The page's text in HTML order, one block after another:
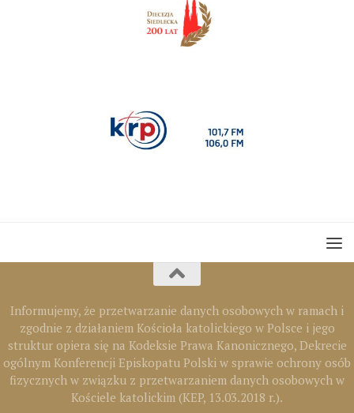
Informujemy, że przetwarzanie danych osobowych w ramach i
zgodnie z działaniem Kościoła katolickiego w Polsce i jego
struktur opiera się na Kodeksie Prawa Kanonicznego, Dekrecie
ogólnym Konferencji Episkopatu Polski w sprawie ochrony osób
fizycznych w związku z przetwarzaniem danych osobowych w
Kościele katolickim (KEP, 13.03.2018 r.).